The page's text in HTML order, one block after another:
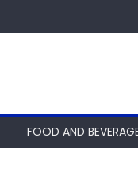
FOOD AND